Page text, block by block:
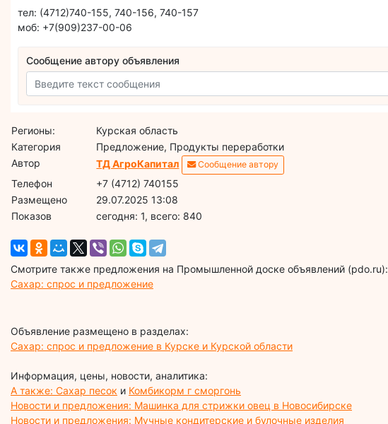
тел: (4712)740-155, 740-156, 740-157
моб: +7(909)237-00-06
Сообщение автору объявления
Регионы:
Курская область
Категория
Предложение, Продукты переработки
Автор
ТД АгроКапитал Сообщение автору
Телефон
+7 (4712) 740155
Размещено
29.07.2025 13:08
Показов
cегодня: 1, всего: 840
Смотрите также предложения на Промышленной доске объявлений (pdo.ru):
Сахар: спрос и предложение
Объявление размещено в разделах:
Сахар: спрос и предложение в Курске и Курской области
Информация, цены, новости, аналитика:
А также: Сахар песок и Комбикорм г сморгонь
Новости и предложения: Машинка для стрижки овец в Новосибирске
Новости и предложения: Мучные кондитерские и булочные изделия